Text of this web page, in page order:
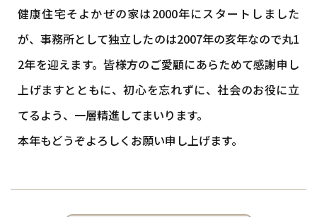
健康住宅そよかぜの家は2000年にスタートしました
が、事務所として独立したのは2007年の亥年なので丸1
2年を迎えます。皆様方のご愛顧にあらためて感謝申し
上げますとともに、初心を忘れずに、社会のお役に立
てるよう、一層精進してまいります。
本年もどうぞよろしくお願い申し上げます。